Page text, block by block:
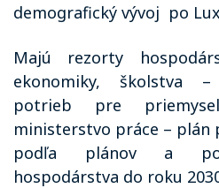
demografický vývoj po
Majú rezorty
ekonomiky, školstva
potrieb pre
ministerstvo práce – plán
podľa plánov a
hospodárstva do roku